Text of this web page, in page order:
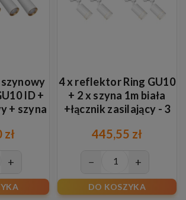
ID +
+ szyna
zł
+
4 x reflektor Ring GU10
+ 2 x szyna 1m biała
+łącznik zasilający - 3
445,55 zł
− +
DO KOSZYKA